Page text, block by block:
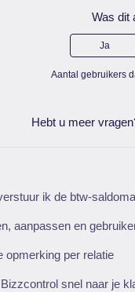
Was dit
Ja
Aantal gebruikers
Hebt u meer
ik de btw-
aanpassen en
opmerking per relatie
snel naar je